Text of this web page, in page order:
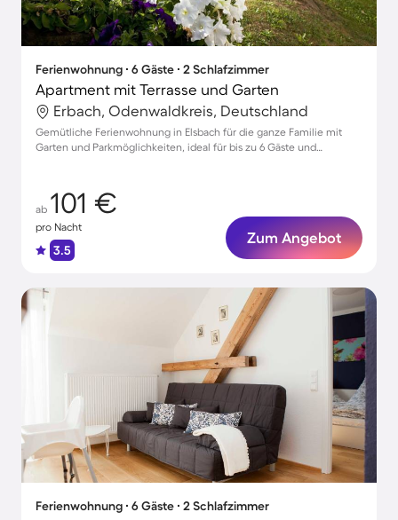
Ferienwohnung ∙ 6 Gäste ∙ 2 Schlafzimmer
Apartment mit Terrasse und Garten
Erbach, Odenwaldkreis, Deutschland
Gemütliche Ferienwohnung in Elsbach für die ganze Familie mit
Garten und Parkmöglichkeiten, ideal für bis zu 6 Gäste und
ab 101 €
pro Nacht
3.5
Zum Angebot
Ferienwohnung ∙ 6 Gäste ∙ 2 Schlafzimmer